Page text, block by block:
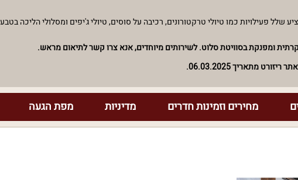
שלל פעילויות כמו טיולי טרקטורונים, רכיבה על סוסים, טיולי ג'יפים ומסלולי הליכה
ומפנקת בסוויטת סלוט. לשירותים מיוחדים, אנא צרו קשר לתיאום מראש.
מתאריך 06.03.2025.
מחירים וזמינות חדרים מדיניות מפת הגעה